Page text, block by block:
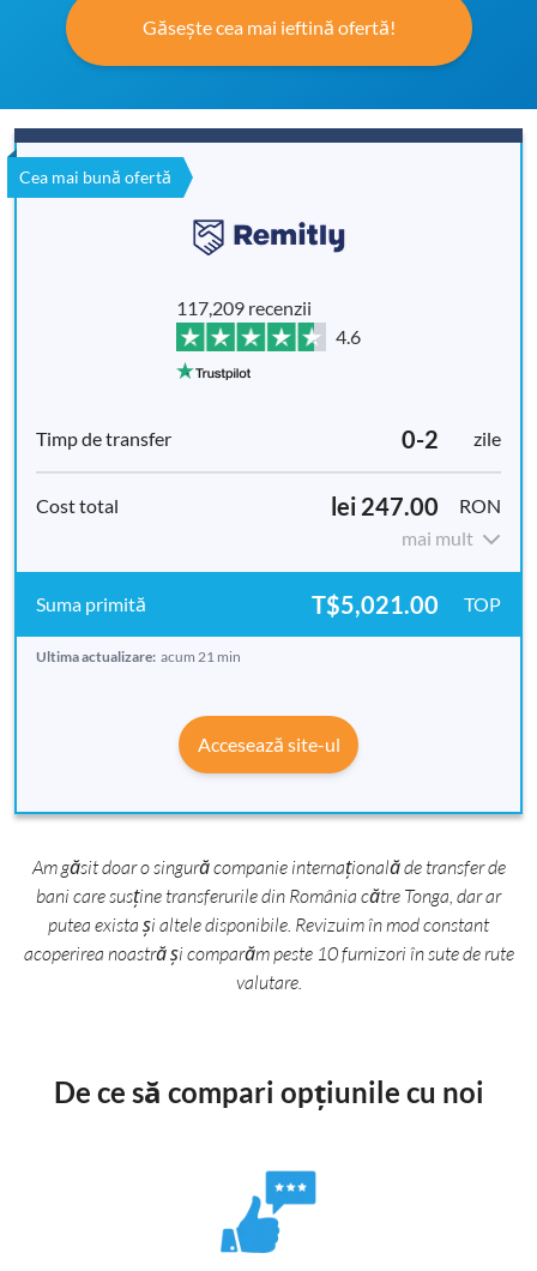
Găsește cea mai ieftină ofertă!
Cea mai bună ofertă
117,209 recenzii
4.6
0-2 zile
lei 247.00
RON
mai mult
T$5,021.00 TOP
Ultima actualizare: acum 21 min
Accesează site-ul
Am găsit doar o singură companie internațională de transfer de
bani care susține transferurile din România către Tonga, dar ar
putea exista și altele disponibile. Revizuim în mod constant
acoperirea noastră și comparăm peste 10 furnizori în sute de rute
valutare.
De ce să compari opțiunile cu noi